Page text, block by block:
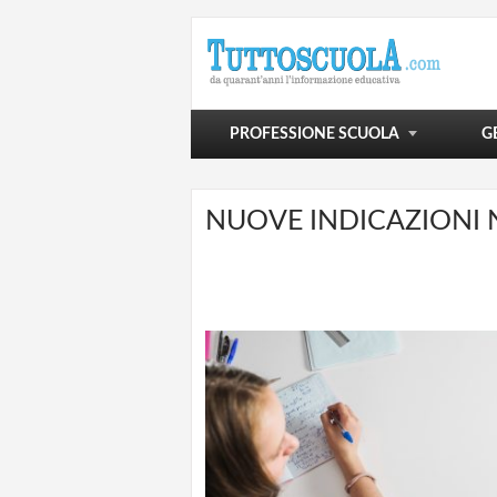
PROFESSIONE SCUOLA
POLITICA SCOLASTICA
VIVERE LA SCUOLA
SCUOLA E OLTRE
NUOVE INDICAZIONI